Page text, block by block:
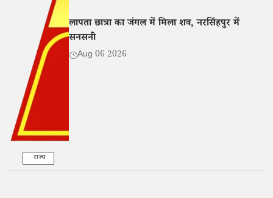
राज्य
लापता छात्रा का जंगल में मिला शव, नरसिंहपुर में
सनसनी
Aug 06 2026